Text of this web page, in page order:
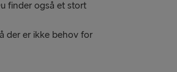
finder også et stort
der er ikke behov for